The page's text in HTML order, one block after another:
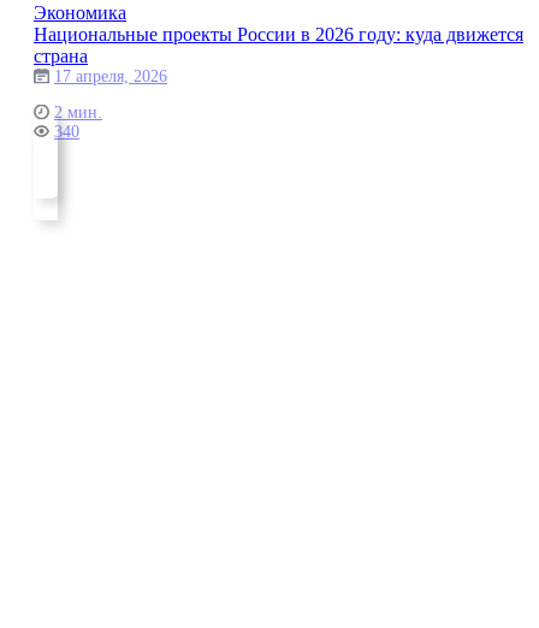
Экономика
Национальные проекты России в 2026 году: куда движется
страна
17 апреля, 2026
2 мин.
340